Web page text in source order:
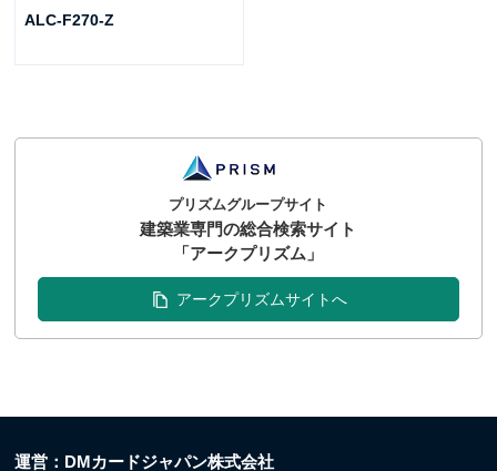
ALC-F270-Z
プリズムグループサイト
建築業専門の総合検索サイト
「アークプリズム」
アークプリズムサイトへ
運営：DMカードジャパン株式会社